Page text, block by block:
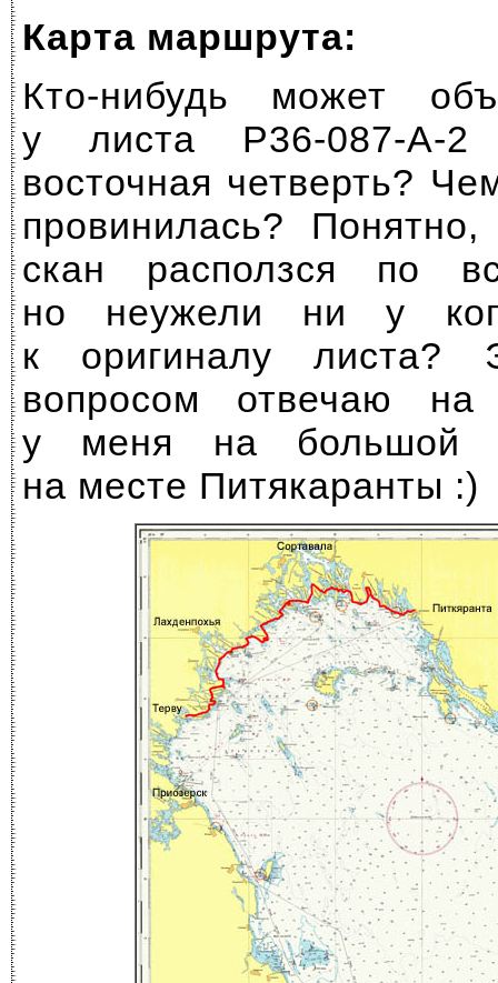
Карта маршрута:
Кто-нибудь может
у листа P36-087-A-2
восточная четверть?
провинилась?
скан расползся по
но неужели ни у
к оригиналу листа?
вопросом отвечаю на
у меня на большой
на месте Питякаранты :)